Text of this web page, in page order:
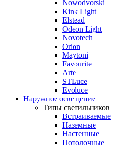
Nowodvorski
Kink Light
Elstead
Odeon Light
Novotech
Orion
Maytoni
Favourite
Arte
STLuce
Evoluce
Наружное освещение
Типы светильников
Встраиваемые
Наземные
Настенные
Потолочные